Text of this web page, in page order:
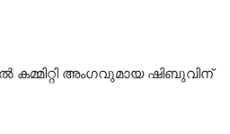
അംഗവുമായ ഷിബുവിന്